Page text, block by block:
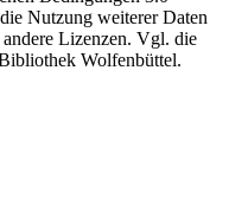
Nutzung weiterer Daten
Lizenzen. Vgl. die
Wolfenbüttel.